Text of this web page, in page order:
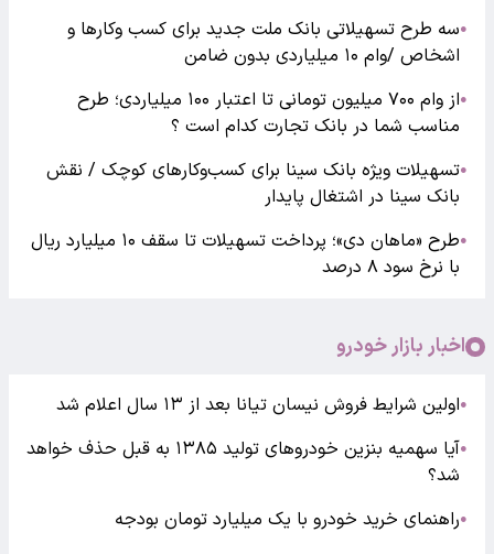
●سه طرح تسهیلاتی بانک ملت جدید برای کسب وکارها و
اشخاص /وام ۱۰ میلیاردی بدون ضامن
●
از وام ۷۰۰ میلیون تومانی تا اعتبار ۱۰۰ میلیاردی؛ طرح
مناسب شما در بانک تجارت کدام است ؟
●تسهیلات ویژه بانک سینا برای کسب‌وکارهای کوچک / نقش
بانک سینا در اشتغال پایدار
●
طرح «ماهان دی»؛ پرداخت تسهیلات تا سقف ۱۰ میلیارد ریال
با نرخ سود ۸ درصد
اخبار بازار خودرو
●اولین شرایط فروش نیسان تیانا بعد از ۱۳ سال اعلام شد
●
آیا سهمیه بنزین خودروهای تولید ۱۳۸۵ به قبل حذف خواهد
شد؟
●راهنمای خرید خودرو با یک میلیارد تومان بودجه